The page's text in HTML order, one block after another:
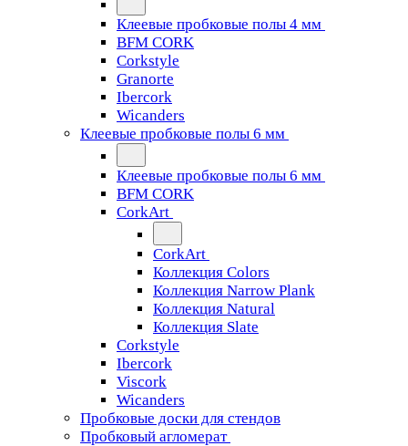
Клеевые пробковые полы 4 мм
BFM CORK
Corkstyle
Granorte
Ibercork
Wicanders
Клеевые пробковые полы 6 мм
Клеевые пробковые полы 6 мм
BFM CORK
CorkArt
CorkArt
Коллекция Colors
Коллекция Narrow Plank
Коллекция Natural
Коллекция Slate
Corkstyle
Ibercork
Viscork
Wicanders
Пробковые доски для стендов
Пробковый агломерат